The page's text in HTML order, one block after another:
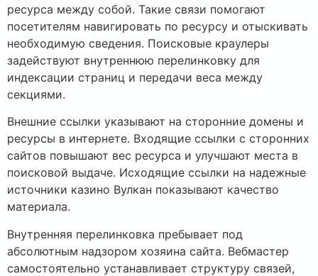
ресурса между собой. Такие связи помогают
посетителям навигировать по ресурсу и отыскивать
необходимую сведения. Поисковые краулеры
задействуют внутреннюю перелинковку для
индексации страниц и передачи веса между
секциями.
Внешние ссылки указывают на сторонние домены и
ресурсы в интернете. Входящие ссылки с сторонних
сайтов повышают вес ресурса и улучшают места в
поисковой выдаче. Исходящие ссылки на надежные
источники казино Вулкан показывают качество
материала.
Внутренняя перелинковка пребывает под
абсолютным надзором хозяина сайта. Вебмастер
самостоятельно устанавливает структуру связей,